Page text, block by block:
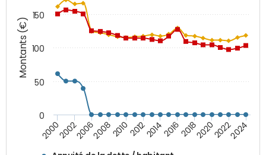
Montants (€)
200020022006200820102012201420162018202020222024
0
50
100
150